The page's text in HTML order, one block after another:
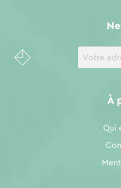
À
Qui